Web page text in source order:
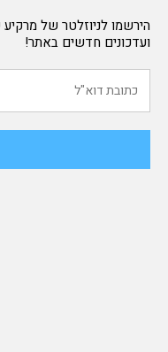
הירשמו לניוזלטר של
ועדכונים חדשים באתר!